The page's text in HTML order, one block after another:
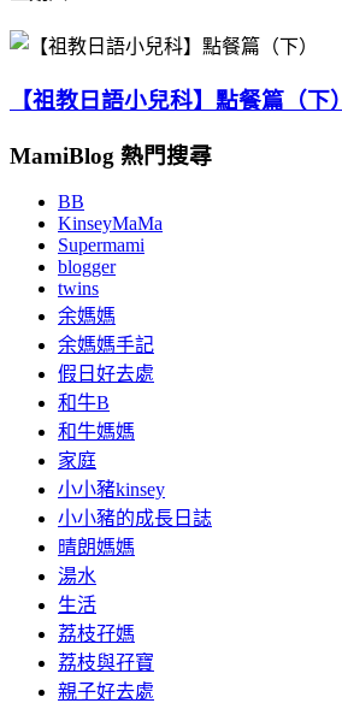
【祖教日語小兒科】點餐篇（下）
MamiBlog 熱門搜尋
BB
KinseyMaMa
Supermami
blogger
twins
余媽媽
余媽媽手記
假日好去處
和牛B
和牛媽媽
家庭
小小豬kinsey
小小豬的成長日誌
晴朗媽媽
湯水
生活
荔枝孖媽
荔枝與孖寶
親子好去處